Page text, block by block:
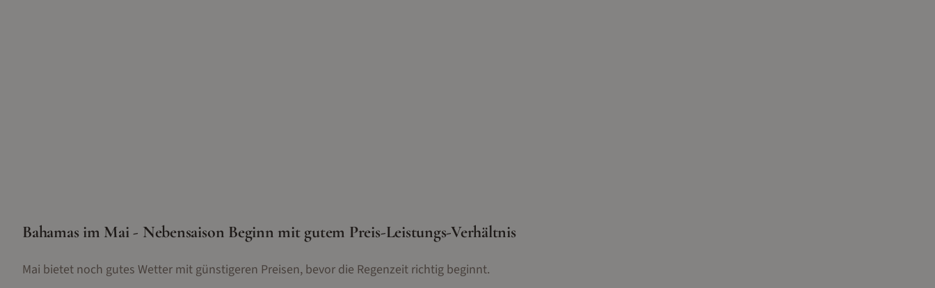
Bahamas im Mai - Nebensaison Beginn mit gutem Preis-Leistungs-Verhältnis
Mai bietet noch gutes Wetter mit günstigeren Preisen, bevor die Regenzeit richtig beginnt.